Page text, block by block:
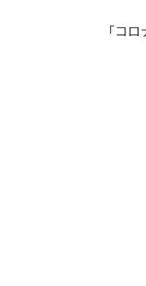
「コ